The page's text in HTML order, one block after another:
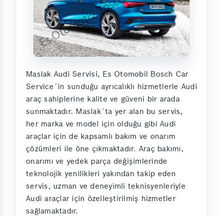
Maslak Audi Servisi, Es Otomobil Bosch Car
Service´in sunduğu ayrıcalıklı hizmetlerle Audi
araç sahiplerine kalite ve güveni bir arada
sunmaktadır. Maslak´ta yer alan bu servis,
her marka ve model için olduğu gibi Audi
araçlar için de kapsamlı bakım ve onarım
çözümleri ile öne çıkmaktadır. Araç bakımı,
onarımı ve yedek parça değişimlerinde
teknolojik yenilikleri yakından takip eden
servis, uzman ve deneyimli teknisyenleriyle
Audi araçlar için özelleştirilmiş hizmetler
sağlamaktadır.